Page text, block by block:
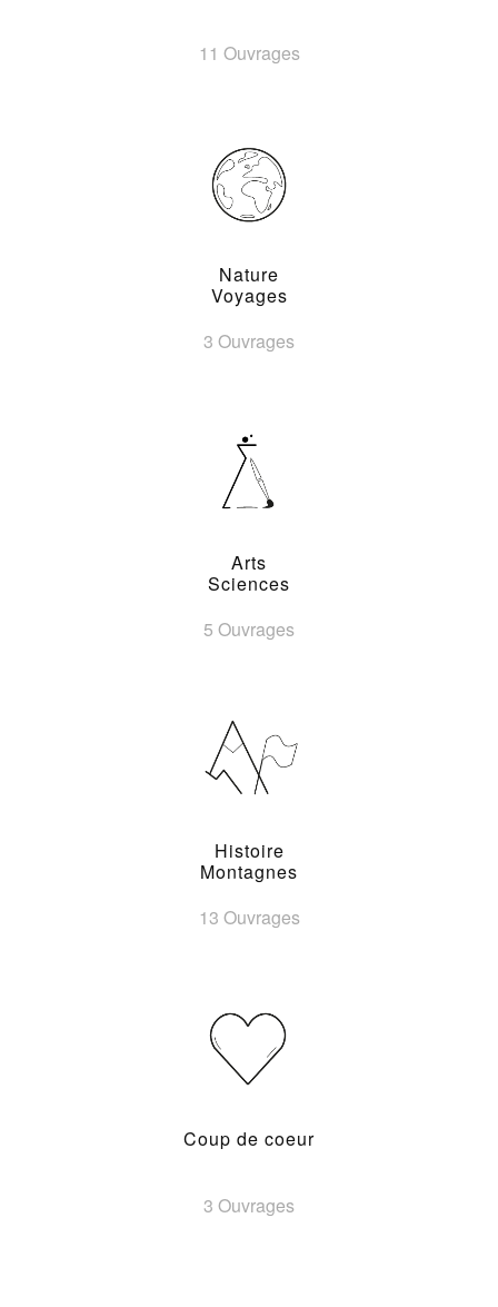
11 Ouvrages
Nature
Voyages
3 Ouvrages
Arts
Sciences
5 Ouvrages
Histoire
Montagnes
13 Ouvrages
Coup de coeur
3 Ouvrages